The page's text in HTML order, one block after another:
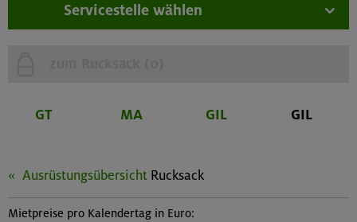
Servicestelle wählen
GT MA GIL GIL
Ausrüstungsübersicht Rucksack
Mietpreise pro Kalendertag in Euro: